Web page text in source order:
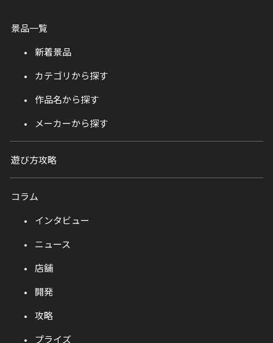
景品一覧
新着景品
カテゴリから探す
作品名から探す
メーカーから探す
遊び方攻略
コラム
インタビュー
ニュース
店舗
開発
攻略
プライズ